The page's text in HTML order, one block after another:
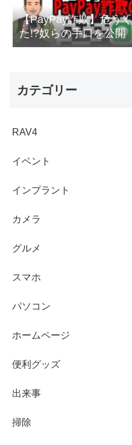
【PayPay詐欺】危う
た!?奴らの手口を公開
カテゴリー
RAV4
イベント
インプラント
カメラ
グルメ
スマホ
パソコン
ホームページ
便利グッズ
出来事
掃除